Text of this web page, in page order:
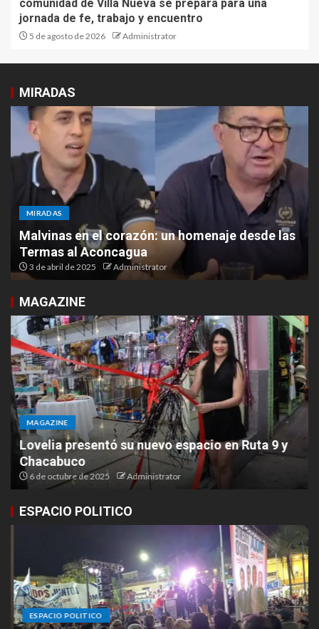
comunidad de Villa Nueva se prepara para una
jornada de fe, trabajo y encuentro
5 de agosto de 2026 Administrator
MIRADAS
MIRADAS
Malvinas en el corazón: un homenaje desde las
Termas al Aconcagua
3 de abril de 2025 Administrator
MAGAZINE
MAGAZINE
Lovelia presentó su nuevo espacio en Ruta 9 y
Chacabuco
6 de octubre de 2025 Administrator
ESPACIO POLITICO
ESPACIO POLITICO